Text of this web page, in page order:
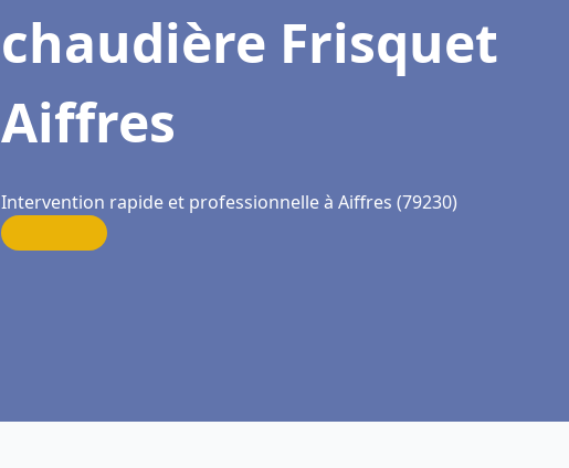
chaudière Frisquet
Aiffres
Intervention rapide et professionnelle à Aiffres (79230)